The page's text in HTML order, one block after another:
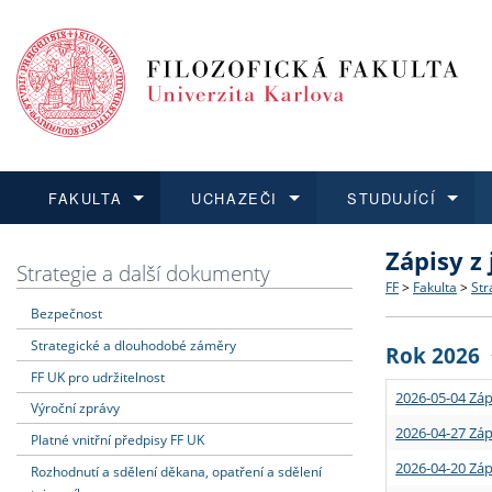
FAKULTA
Dozvědět se více
Struktura
Strategie
Podpora
UCHAZEČI
Podat přihlášku
Co
Učitelské
STUDUJÍCÍ
Dozvědět se více
Rigorózní
Dozvědět se více
O vědě a
Granty a
Dozvědět se více
Aktuální
Strategie a další dokumenty
Bezpečnost
Strategické a dlouhodobé záměry
FF UK pro udržitelnost
Výroční zprávy
Platné vnitřní předpisy FF UK
Rozhodnutí a sdělení děkana, opatření a sdělení
Zápisy
FF > Fakulta >
Rok 2026
2026-05-04
2026-04-27
2026-04-20